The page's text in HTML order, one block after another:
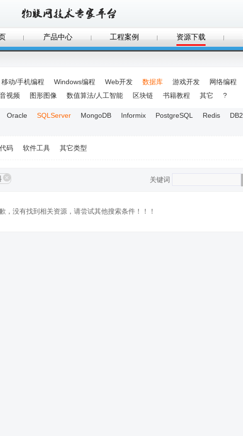
产品中心 工程案例 资源下载
移动/手机编程 Windows编程 Web开发 数据库 游戏开发
网络编程
音视频 图形图像 数值算法/人工智能 区块链 书籍教程 其它 ?
Oracle SQLServer MongoDB Informix PostgreSQL Redis
DB2
码 软件工具 其它类型
关键词
，没有找到相关资源，请尝试其他搜索条件！！！